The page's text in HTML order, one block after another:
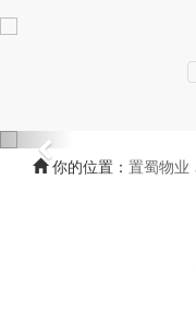
你的位置： 置蜀物业